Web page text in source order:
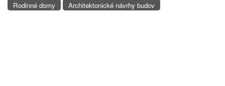
Rodinné domy Architektonické návrhy budov